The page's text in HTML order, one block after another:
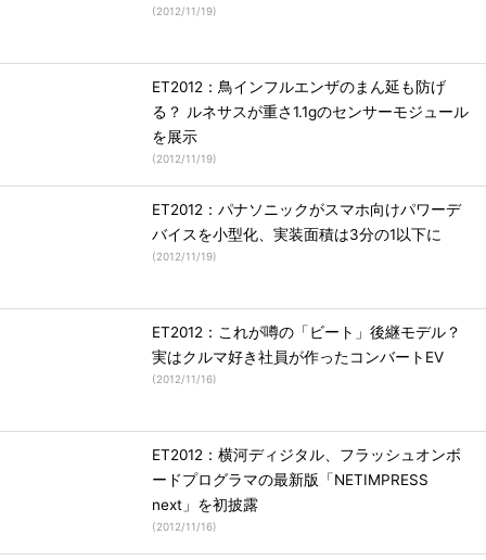
(2012/11/19)
ET2012：鳥インフルエンザのまん延も防げ
る？ ルネサスが重さ1.1gのセンサーモジュール
を展示
(2012/11/19)
ET2012：パナソニックがスマホ向けパワーデ
バイスを小型化、実装面積は3分の1以下に
(2012/11/19)
ET2012：これが噂の「ビート」後継モデル？
実はクルマ好き社員が作ったコンバートEV
(2012/11/16)
ET2012：横河ディジタル、フラッシュオンボ
ードプログラマの最新版「NETIMPRESS
next」を初披露
(2012/11/16)